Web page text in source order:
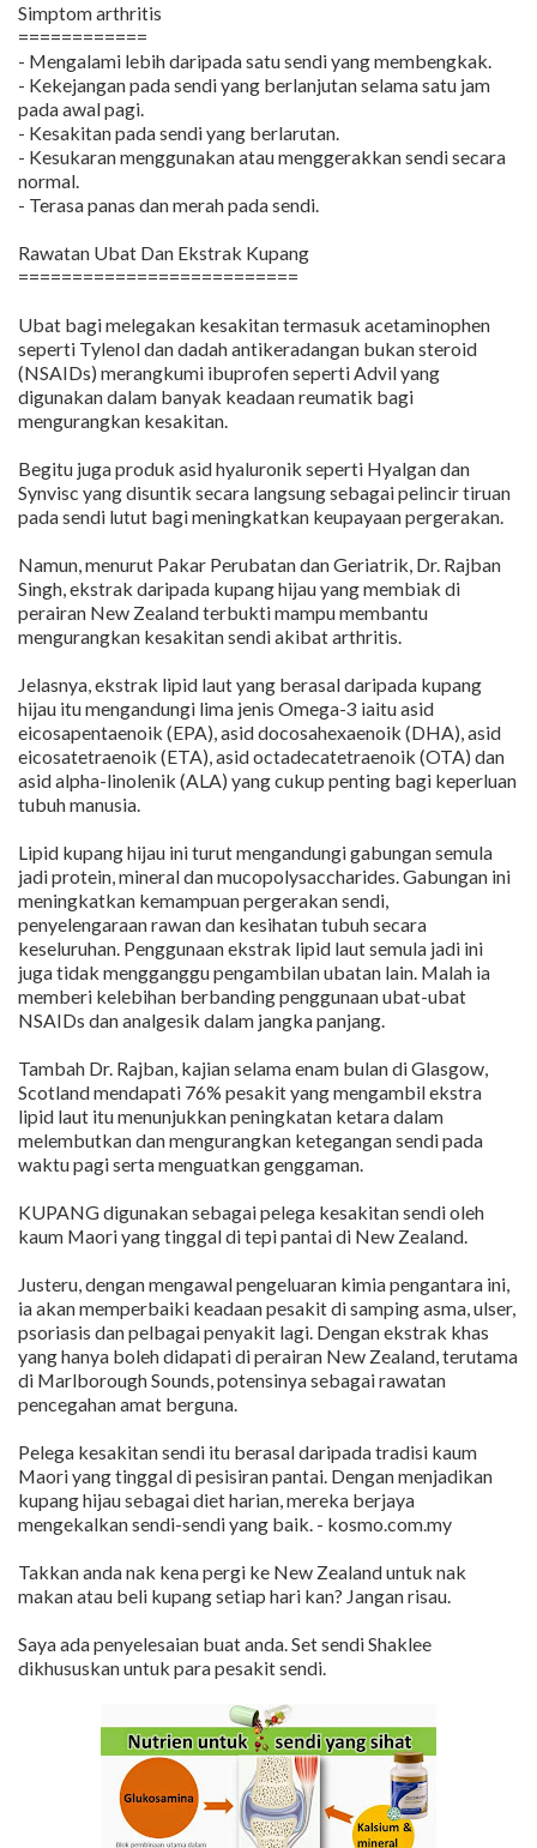
Simptom arthritis
============
- Mengalami lebih daripada satu sendi yang membengkak.
- Kekejangan pada sendi yang berlanjutan selama satu jam
pada awal pagi.
- Kesakitan pada sendi yang berlarutan.
- Kesukaran menggunakan atau menggerakkan sendi secara
normal.
- Terasa panas dan merah pada sendi.
Rawatan Ubat Dan Ekstrak Kupang
==========================
Ubat bagi melegakan kesakitan termasuk acetaminophen
seperti Tylenol dan dadah antikeradangan bukan steroid
(NSAIDs) merangkumi ibuprofen seperti Advil yang
digunakan dalam banyak keadaan reumatik bagi
mengurangkan kesakitan.
Begitu juga produk asid hyaluronik seperti Hyalgan dan
Synvisc yang disuntik secara langsung sebagai pelincir tiruan
pada sendi lutut bagi meningkatkan keupayaan pergerakan.
Namun, menurut Pakar Perubatan dan Geriatrik, Dr. Rajban
Singh, ekstrak daripada kupang hijau yang membiak di
perairan New Zealand terbukti mampu membantu
mengurangkan kesakitan sendi akibat arthritis.
Jelasnya, ekstrak lipid laut yang berasal daripada kupang
hijau itu mengandungi lima jenis Omega-3 iaitu asid
eicosapentaenoik (EPA), asid docosahexaenoik (DHA), asid
eicosatetraenoik (ETA), asid octadecatetraenoik (OTA) dan
asid alpha-linolenik (ALA) yang cukup penting bagi keperluan
tubuh manusia.
Lipid kupang hijau ini turut mengandungi gabungan semula
jadi protein, mineral dan mucopolysaccharides. Gabungan ini
meningkatkan kemampuan pergerakan sendi,
penyelengaraan rawan dan kesihatan tubuh secara
keseluruhan. Penggunaan ekstrak lipid laut semula jadi ini
juga tidak mengganggu pengambilan ubatan lain. Malah ia
memberi kelebihan berbanding penggunaan ubat-ubat
NSAIDs dan analgesik dalam jangka panjang.
Tambah Dr. Rajban, kajian selama enam bulan di Glasgow,
Scotland mendapati 76% pesakit yang mengambil ekstra
lipid laut itu menunjukkan peningkatan ketara dalam
melembutkan dan mengurangkan ketegangan sendi pada
waktu pagi serta menguatkan genggaman.
KUPANG digunakan sebagai pelega kesakitan sendi oleh
kaum Maori yang tinggal di tepi pantai di New Zealand.
Justeru, dengan mengawal pengeluaran kimia pengantara ini,
ia akan memperbaiki keadaan pesakit di samping asma, ulser,
psoriasis dan pelbagai penyakit lagi. Dengan ekstrak khas
yang hanya boleh didapati di perairan New Zealand, terutama
di Marlborough Sounds, potensinya sebagai rawatan
pencegahan amat berguna.
Pelega kesakitan sendi itu berasal daripada tradisi kaum
Maori yang tinggal di pesisiran pantai. Dengan menjadikan
kupang hijau sebagai diet harian, mereka berjaya
mengekalkan sendi-sendi yang baik. - kosmo.com.my
Takkan anda nak kena pergi ke New Zealand untuk nak
makan atau beli kupang setiap hari kan? Jangan risau.
Saya ada penyelesaian buat anda. Set sendi Shaklee
dikhususkan untuk para pesakit sendi.